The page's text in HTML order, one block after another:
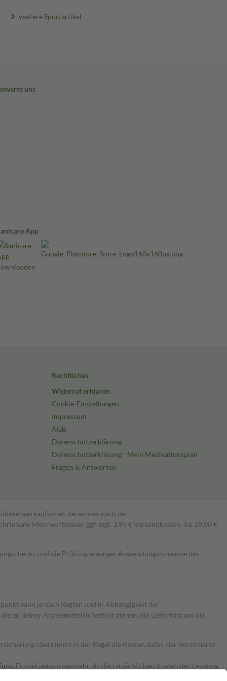
weitere Sportartikel
uns
App
Rechtliches
Widerruf erklären
Cookie-Einstellungen
Impressum
AGB
Datenschutzerklärung
Datenschutzerklärung - Mein Medikationsplan
Fragen & Antworten
berechnet nach der
Mehrwertsteuer, ggf. zzgl. 3,95 € Versandkosten. Ab 29,00 €
und die Prüfung etwaiger Anwendungshinweise des
kann je nach Region und in Abhängigkeit der
zu deiner Arzneimittelsicherheit dienen, die Lieferfrist um die
übernimmt in der Regel die Kosten dafür, der Versicherte
Es sind jedoch nie mehr als die tatsächlichen Kosten der Leistung